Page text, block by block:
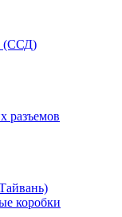
(ССД)
разъемов
коробки